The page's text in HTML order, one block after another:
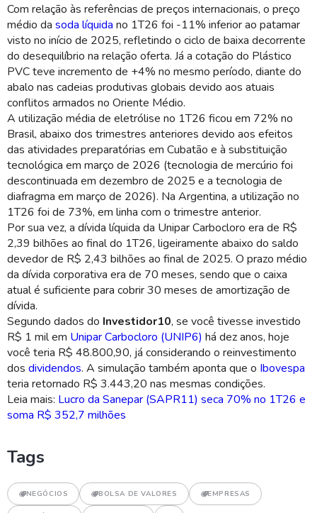
Com relação às referências de preços internacionais, o preço
médio da soda líquida no 1T26 foi -11% inferior ao patamar
visto no início de 2025, refletindo o ciclo de baixa decorrente
do desequilíbrio na relação oferta. Já a cotação do Plástico
PVC teve incremento de +4% no mesmo período, diante do
abalo nas cadeias produtivas globais devido aos atuais
conflitos armados no Oriente Médio.
A utilização média de eletrólise no 1T26 ficou em 72% no
Brasil, abaixo dos trimestres anteriores devido aos efeitos
das atividades preparatórias em Cubatão e à substituição
tecnológica em março de 2026 (tecnologia de mercúrio foi
descontinuada em dezembro de 2025 e a tecnologia de
diafragma em março de 2026). Na Argentina, a utilização no
1T26 foi de 73%, em linha com o trimestre anterior.
Por sua vez, a dívida líquida da Unipar Carbocloro era de R$
2,39 bilhões ao final do 1T26, ligeiramente abaixo do saldo
devedor de R$ 2,43 bilhões ao final de 2025. O prazo médio
da dívida corporativa era de 70 meses, sendo que o caixa
atual é suficiente para cobrir 30 meses de amortização de
dívida.
Segundo dados do Investidor10, se você tivesse investido
R$ 1 mil em Unipar Carbocloro (UNIP6) há dez anos, hoje
você teria R$ 48.800,90, já considerando o reinvestimento
dos dividendos. A simulação também aponta que o Ibovespa
teria retornado R$ 3.443,20 nas mesmas condições.
Leia mais: Lucro da Sanepar (SAPR11) seca 70% no 1T26 e
soma R$ 352,7 milhões
Tags
NEGÓCIOS BOLSA DE VALORES EMPRESAS